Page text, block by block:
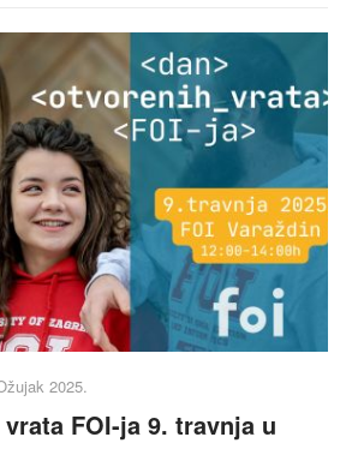
2025.
FOI-ja 9. travnja u